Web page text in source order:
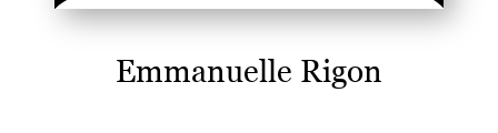
Emmanuelle Rigon